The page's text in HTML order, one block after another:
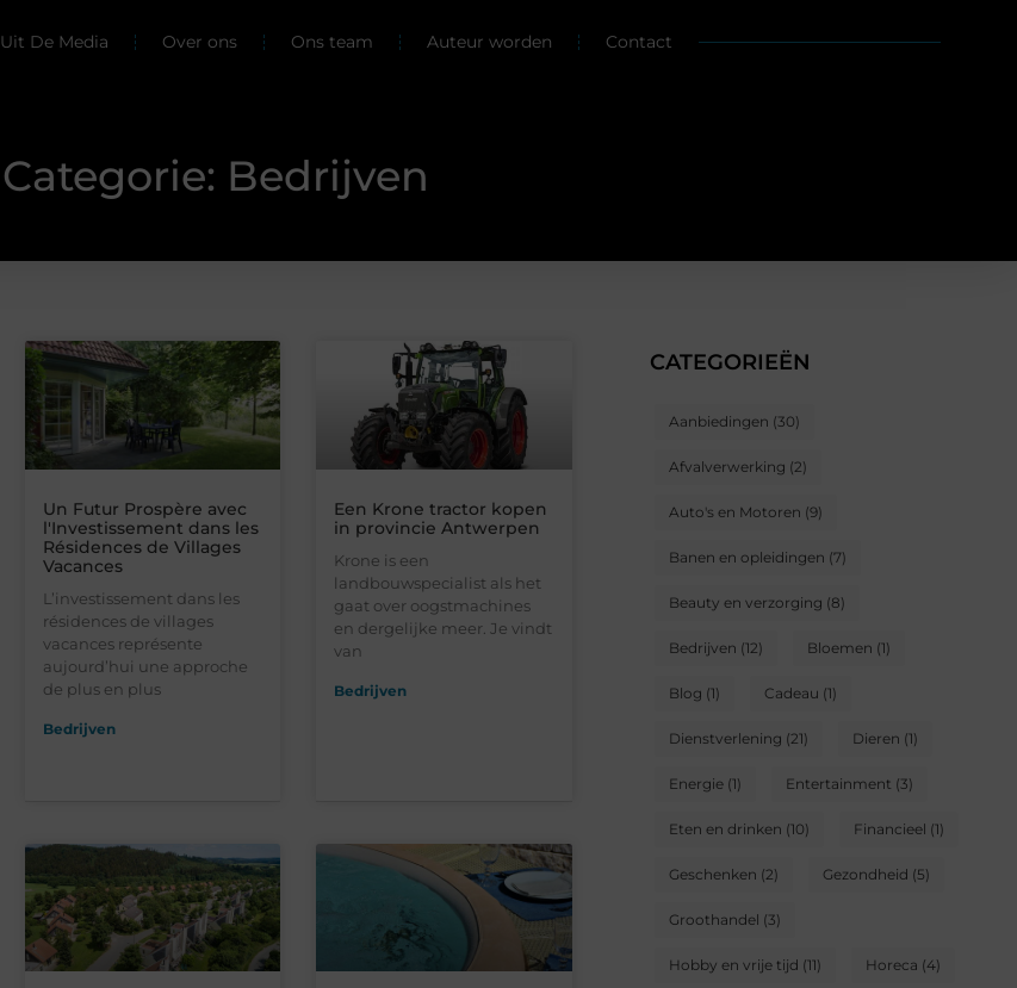
Uit De Media Over ons Ons team Auteur worden Contact
Categorie: Bedrijven
Un Futur Prospère avec
l'Investissement dans les
Résidences de Villages
Vacances
L’investissement dans les
résidences de villages
vacances représente
aujourd’hui une approche
de plus en plus
Bedrijven
Een Krone tractor kopen
in provincie Antwerpen
Krone is een
landbouwspecialist als het
gaat over oogstmachines
en dergelijke meer. Je vindt
van
Bedrijven
CATEGORIEËN
Aanbiedingen (30)
Afvalverwerking (2)
Auto's en Motoren (9)
Banen en opleidingen (7)
Beauty en verzorging (8)
Bedrijven (12) Bloemen (1)
Blog (1) Cadeau (1)
Dienstverlening (21) Dieren (1)
Energie (1) Entertainment (3)
Eten en drinken (10) Financieel (1)
Geschenken (2) Gezondheid (5)
Groothandel (3)
Hobby en vrije tijd (11) Horeca (4)